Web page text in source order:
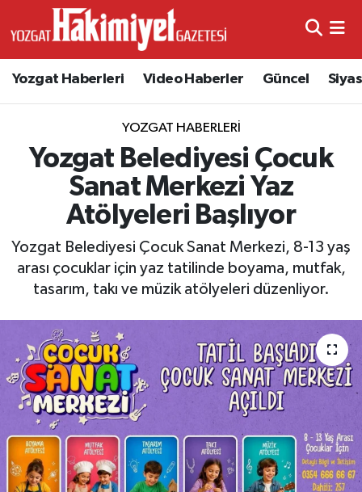
Yozgat Haberleri Video Haberler Güncel
YOZGAT HABERLERI
Yozgat Belediyesi Çocuk
Sanat Merkezi Yaz
Atölyeleri Başlıyor
Yozgat Belediyesi Çocuk Sanat Merkezi, 8-13 yaş
arası çocuklar için yaz tatilinde boyama, mutfak,
tasarım, takı ve müzik atölyeleri düzenliyor.